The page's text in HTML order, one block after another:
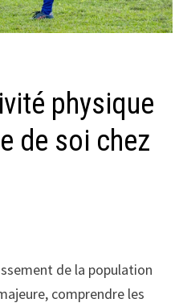
physique
de soi chez
de la population
comprendre les